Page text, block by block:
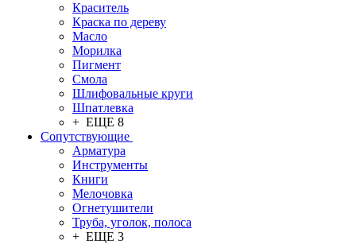
Краситель
Краска по дереву
Масло
Морилка
Пигмент
Смола
Шлифовальные круги
Шпатлевка
+ ЕЩЕ 8
Сопутствующие
Арматура
Инструменты
Книги
Мелочовка
Огнетушители
Труба, уголок, полоса
+ ЕЩЕ 3